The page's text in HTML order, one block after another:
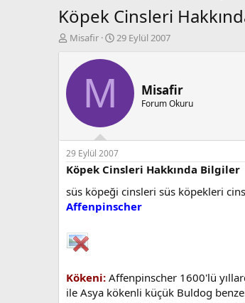
Köpek Cinsleri
K
b
u
a
ş
l
a
t
a
Misafir
B
ş
ı
ç
t
a
r
i
h
29 Eylül 2007
M Misafir
Forum Okuru
29 Eylül 2007
Köpek Cinsleri Hakkında Bilgiler
süs köpeği cinsleri süs köpekleri
Affenpinscher
Kökeni: Affenpinscher 1600'lü
ile Asya kökenli küçük Buldog